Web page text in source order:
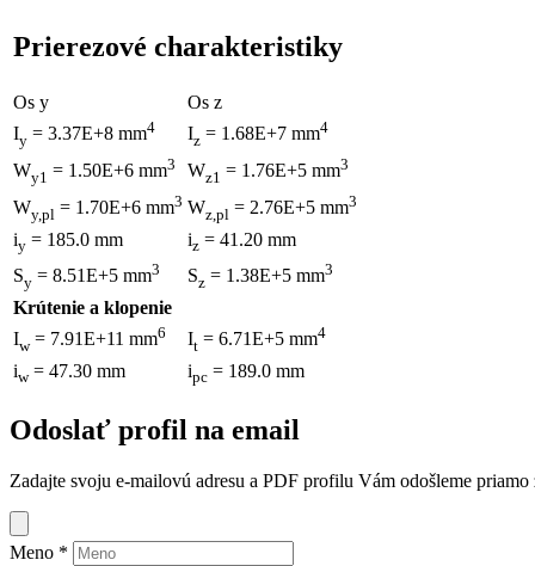
Prierezové charakteristiky
Os y
Os z
Iy = 3.37E+8 mm4 Iz = 1.68E+7 mm4
Wy1 = 1.50E+6 mm3 Wz1 = 1.76E+5 mm3
Wy,pl = 1.70E+6 mm3 Wz,pl = 2.76E+5 mm3
iy = 185.0 mm iz = 41.20 mm
Sy = 8.51E+5 mm3 Sz = 1.38E+5 mm3
Krútenie a klopenie
Iw = 7.91E+11 mm6 It = 6.71E+5 mm4
iw= 47.30 mm ipc = 189.0 mm
Odoslať profil na email
Zadajte svoju e-mailovú adresu a PDF profilu Vám odošleme priamo
Meno *